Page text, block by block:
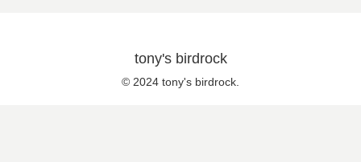
tony's birdrock
© 2024 tony's birdrock.